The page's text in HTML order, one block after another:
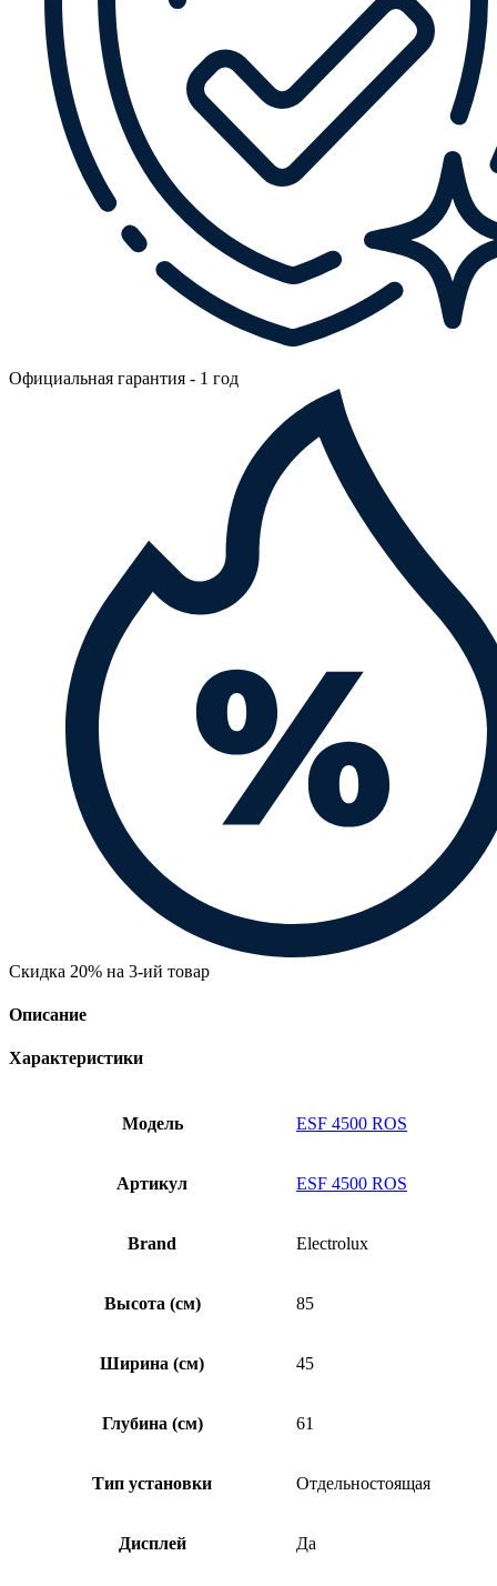
Официальная гарантия - 1 год
Скидка 20% на 3-ий товар
Описание
Характеристики
Модель ESF 4500 ROS
Артикул ESF 4500 ROS
Brand Electrolux
Высота (см) 85
Ширина (см) 45
Глубина (см) 61
Тип установки Отдельностоящая
Дисплей Да